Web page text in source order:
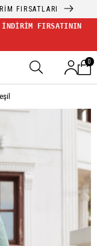
FIRSATLARI
İNDİRİM FIRSATININ
0